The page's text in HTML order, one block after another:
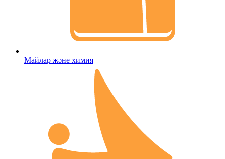
Майлар және химия